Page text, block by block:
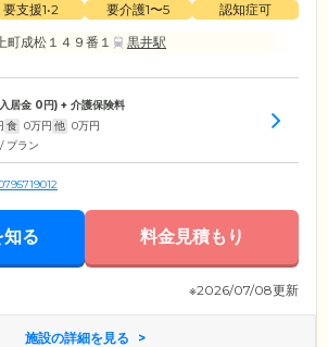
要支援1•2 要介護1〜5
認知症可
町成松１４９番１
黒井駅
居金 0円) + 介護保険料
食 0万円 他 0万円
/ プラン
る 料金見積もり
※2026/07/08更新
施設の詳細を見る